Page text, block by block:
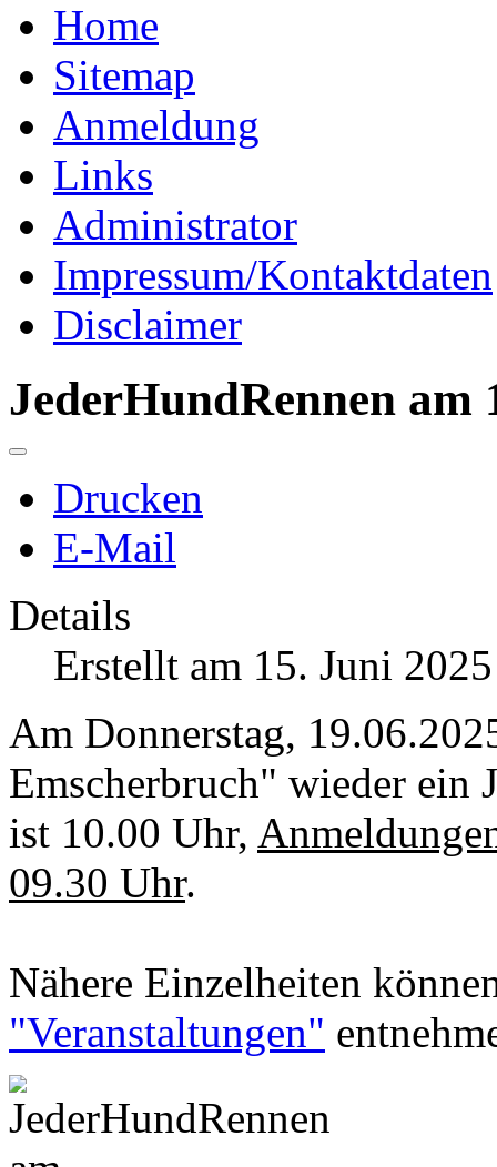
Home
Sitemap
Anmeldung
Links
Administrator
Impressum/Kontaktdaten
Disclaimer
JederHundRennen am
Drucken
E-Mail
Details
Erstellt am 15. Juni 2025
Am Donnerstag,
Emscherbruch" wieder ein
ist 10.00 Uhr,
09.30 Uhr.
Nähere Einzelheiten
"Veranstaltungen"